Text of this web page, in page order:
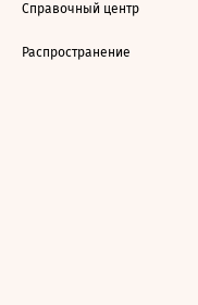
Справочный центр
Распространение